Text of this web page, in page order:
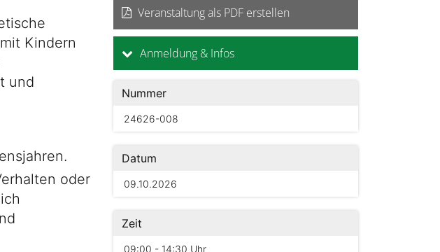
Kindern
und
oder
Veranstaltung als PDF erstellen
Anmeldung & Infos
Nummer
24626-008
Datum
09.10.2026
Zeit
09:00 - 14:30 Uhr